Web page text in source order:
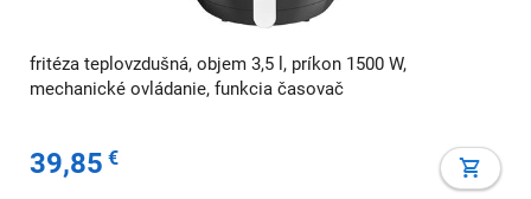
fritéza teplovzdušná, objem 3,5 l, príkon 1500 W,
mechanické ovládanie, funkcia časovač
39,85 €